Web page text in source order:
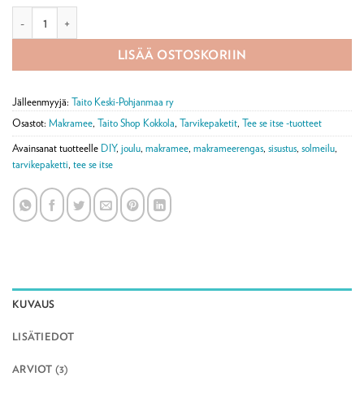
LISÄÄ OSTOSKORIIN
Jälleenmyyjä: Taito Keski-Pohjanmaa ry
Osastot: Makramee, Taito Shop Kokkola, Tarvikepaketit, Tee se itse -tuotteet
Avainsanat tuotteelle DIY, joulu, makramee, makrameerengas, sisustus, solmeilu,
tarvikepaketti, tee se itse
KUVAUS
LISÄTIEDOT
ARVIOT (3)